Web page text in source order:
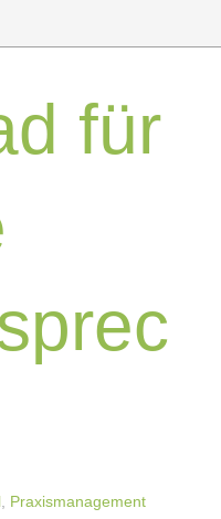
für
Praxismanagement